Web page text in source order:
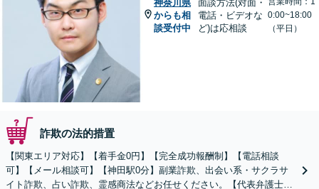
神奈川県
からも相
談受付中
面談方法(対面・
電話・ビデオな
ど)は応相談
0:00~18:00
（平日）
詐欺の法的措置
【関東エリア対応】【着手金0円】【完全成功報酬制】【電話相談
可】【メール相談可】【神田駅0分】副業詐欺、出会い系・サクラサ
イト詐欺、占い詐欺、霊感商法などお任せください。【代表弁護士が